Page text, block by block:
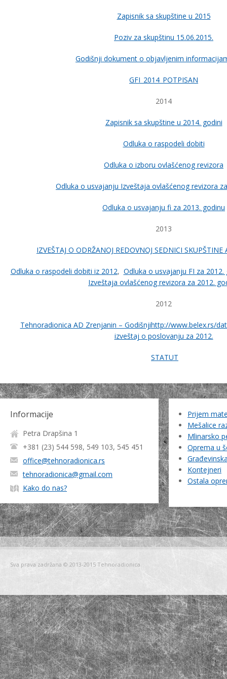
Zapisnik sa skupštine u 2015
Poziv za skupštinu 15.06.2015.
Godišnji dokument o objavljenim
GFI_2014_POTPISAN
2014
Zapisnik sa skupštine u 2014. godini
Odluka o raspodeli dobiti
Odluka o izboru ovlašćenog revizora
Odluka o usvajanju Izveštaja ovlašćenog revizora
Odluka o usvajanju fi za 2013. godinu
2013
IZVEŠTAJ O ODRŽANOJ REDOVNOJ SEDNICI
Odluka o raspodeli dobiti iz 2012, Odluka o usvajanju FI za 2012.
Izveštaja ovlašćenog revizora za 2012.
2012
Tehnoradionica AD Zrenjanin – Godišnjihttp://www.belex.rs/
izveštaj o poslovanju za 2012.
STATUT
Informacije
Petra Drapšina 1
+381 (23) 544 598, 549 103, 545 451
office@tehnoradionica.rs
tehnoradionica@gmail.com
Kako do nas?
Prijem
Mešalice
Mlinarsko
Oprema u
Kontejneri
Ostala
Sva prava zadržana © 2013-2015 Tehnoradionica.